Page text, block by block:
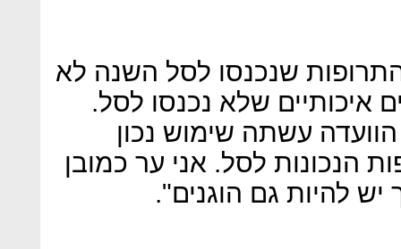
שנכנסו לסל השנה לא
איכותיים שלא נכנסו לסל.
עשתה שימוש נכון
הנכונות לסל. אני ער כמובן
להיות גם הוגנים".